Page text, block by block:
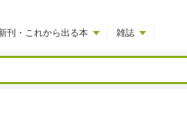
刊・これから出る本 雑誌